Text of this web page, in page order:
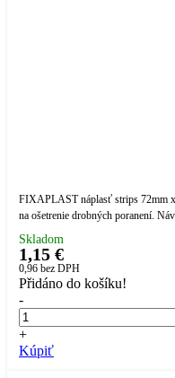
FIXAPLAST náplasť strips 72mm
na ošetrenie drobných poranení.
Skladom
1,15 €
0,96 bez DPH
Přidáno do košíku!
-
+
Kúpiť